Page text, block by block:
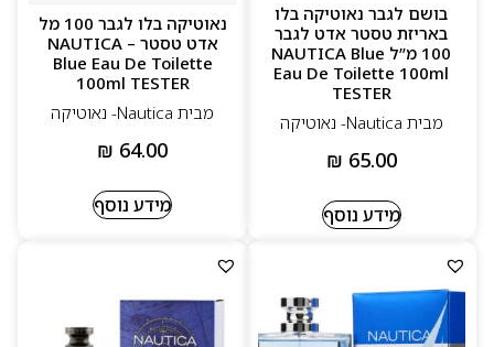
בושם לגבר נאוטיקה בלו
באריזת טסטר אדט לגבר
100 מ”ל NAUTICA Blue
Eau De Toilette 100ml
TESTER
מבית Nautica‏- נאוטיקה
₪ 65.00
מידע נוסף
נאוטיקה בלו לגבר 100 מל
אדט טסטר – NAUTICA
Blue Eau De Toilette
100ml TESTER
מבית Nautica‏- נאוטיקה
₪ 64.00
מידע נוסף